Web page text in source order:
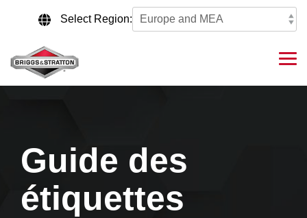
content.
Select Region:
Guide des
étiquettes